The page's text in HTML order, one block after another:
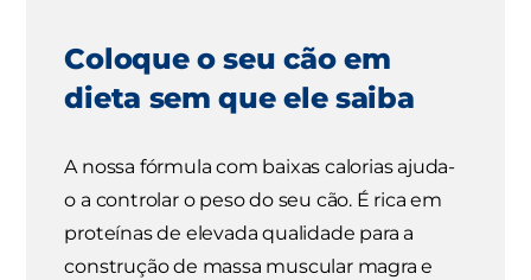
Coloque o seu cão em
dieta sem que ele saiba
A nossa fórmula com baixas calorias ajuda-
o a controlar o peso do seu cão. É rica em
proteínas de elevada qualidade para a
construção de massa muscular magra e